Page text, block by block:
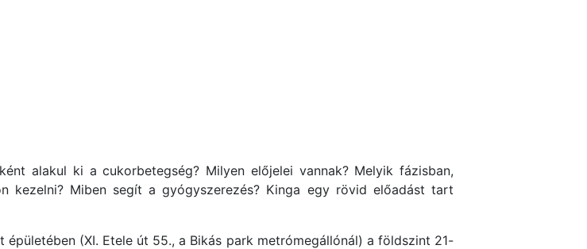
alakul ki a cukorbetegség? Milyen előjelei vannak? Melyik fázisban,
kezelni? Miben segít a gyógyszerezés? Kinga egy rövid előadást tart
épületében (XI. Etele út 55., a Bikás park metrómegállónál) a földszint 21-